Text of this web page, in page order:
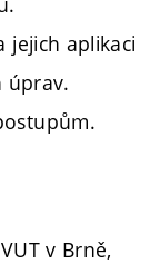
jejich aplikaci
úprav.
v Brně,